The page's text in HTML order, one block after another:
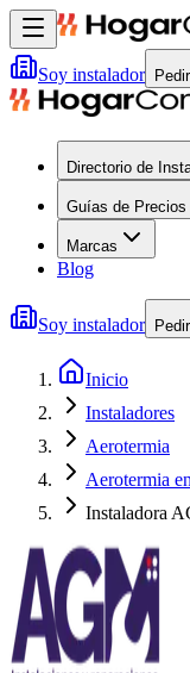
Soy instalador
Directorio de
Guías de Precios
Marcas
Blog
Soy instalador
Inicio
Instaladores
Aerotermia
Aerotermia
Instaladora